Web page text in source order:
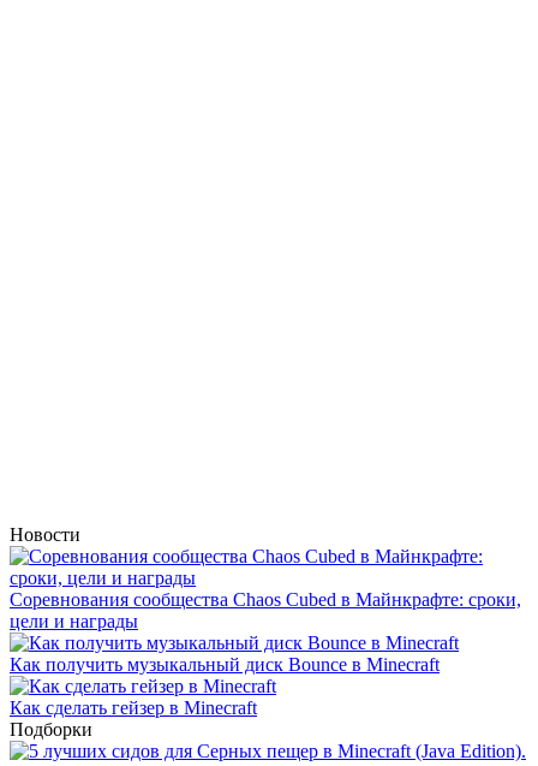
Новости
Соревнования сообщества Chaos Cubed в Майнкрафте: сроки,
цели и награды
Как получить музыкальный диск Bounce в Minecraft
Как сделать гейзер в Minecraft
Подборки